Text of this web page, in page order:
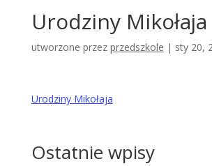
Urodziny Mikołaja
utworzone przez przedszkole | sty 20,
Urodziny Mikołaja
Ostatnie wpisy